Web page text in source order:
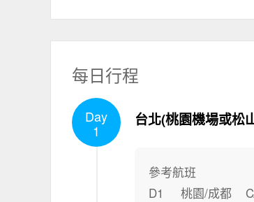
每日行程
Day
1
台北(桃園機場或松
參考航班
D1 桃園/成都